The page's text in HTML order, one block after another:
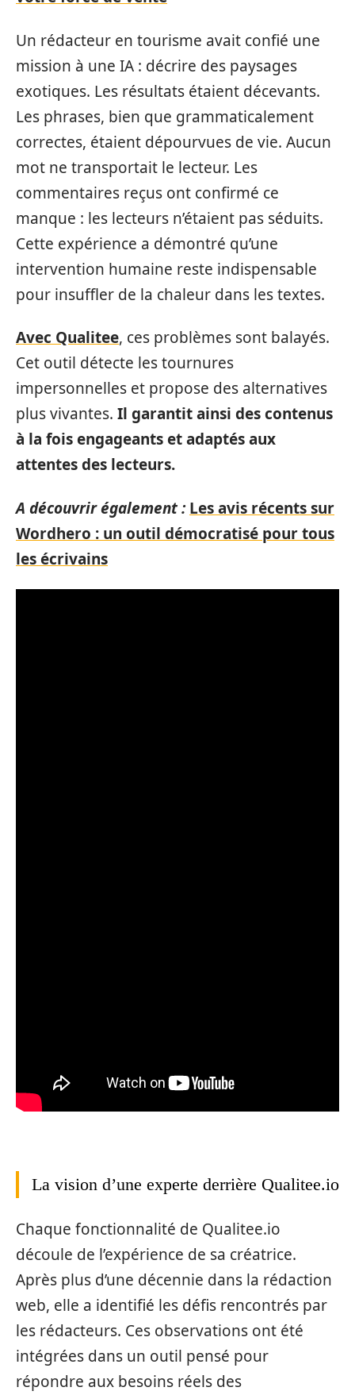
Un rédacteur en tourisme avait confié une
mission à une IA : décrire des paysages
exotiques. Les résultats étaient décevants.
Les phrases, bien que grammaticalement
correctes, étaient dépourvues de vie. Aucun
mot ne transportait le lecteur. Les
commentaires reçus ont confirmé ce
manque : les lecteurs n’étaient pas séduits.
Cette expérience a démontré qu’une
intervention humaine reste indispensable
pour insuffler de la chaleur dans les textes.
Avec Qualitee, ces problèmes sont balayés.
Cet outil détecte les tournures
impersonnelles et propose des alternatives
plus vivantes. Il garantit ainsi des contenus
à la fois engageants et adaptés aux
attentes des lecteurs.
A découvrir également : Les avis récents sur
Wordhero : un outil démocratisé pour tous
les écrivains
La vision d’une experte derrière Qualitee.io
Chaque fonctionnalité de Qualitee.io
découle de l’expérience de sa créatrice.
Après plus d’une décennie dans la rédaction
web, elle a identifié les défis rencontrés par
les rédacteurs. Ces observations ont été
intégrées dans un outil pensé pour
répondre aux besoins réels des